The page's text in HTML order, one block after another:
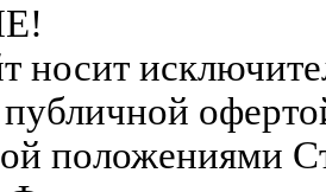
носит
публичной
положениями